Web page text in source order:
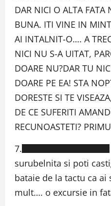
DAR NICI O ALTA FATA
BUNA. ITI VINE IN
AI INTALNIT-O…. A
NICI NU S-A UITAT,
DOARE NU?DAR TU
DOARE PE EA! STA
DORESTE SI TE
DE CE SUFERITI
RECUNOASTETI?
7.██████████
surubelnita si poti
bataie de la tactu ca
mult…. o excursie in